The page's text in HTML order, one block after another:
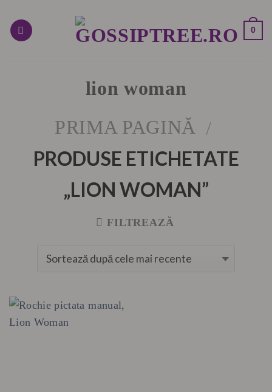
content
0
lion woman
PRIMA PAGINĂ /
PRODUSE ETICHETATE
„LION WOMAN”
FILTREAZĂ